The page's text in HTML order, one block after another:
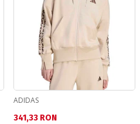
ADIDAS
Текуща цена:
341,33 RON